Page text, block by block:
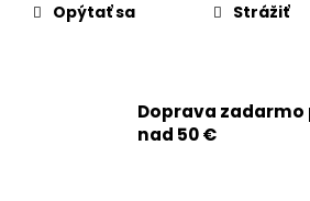
Opýtať sa Strážiť
Doprava zadarmo
nad 50 €
MAX